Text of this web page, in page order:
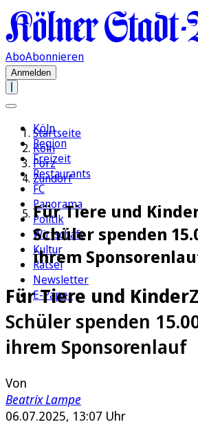
AboAbonnieren
Anmelden
Köln
Region
Freizeit
Restaurants
FC
Panorama
Politik
Wirtschaft
Kultur
Rätsel
Newsletter
E-Paper
Startseite
Köln
Porz
Zündorf
Für Tiere und
Schüler spenden
ihrem
Für Tiere und Kinder
Schüler spenden
ihrem Sponsorenlauf
Von
Beatrix Lampe
06.07.2025, 13:07 Uhr